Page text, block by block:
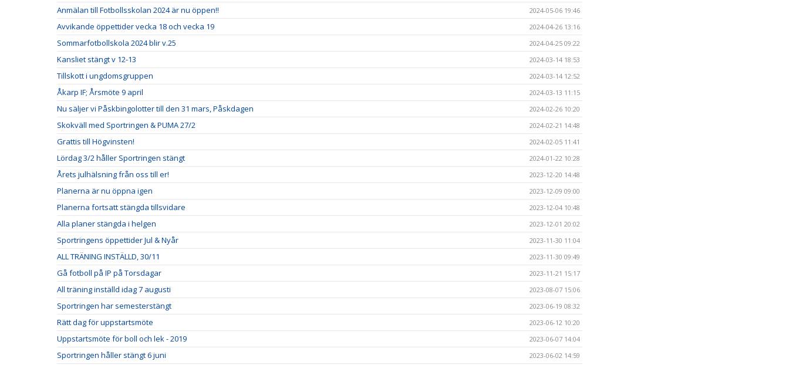
Anmälan till Fotbollsskolan 2024 är nu öppen!! 2024-05-06 19:46
Avvikande öppettider vecka 18 och vecka 19 2024-04-26 13:16
Sommarfotbollskola 2024 blir v.25 2024-04-25 09:22
Kansliet stängt v 12-13 2024-03-14 18:53
Tillskott i ungdomsgruppen 2024-03-14 12:52
Åkarp IF; Årsmöte 9 april 2024-03-13 11:15
Nu säljer vi Påskbingolotter till den 31 mars, Påskdagen 2024-02-26 10:20
Skokväll med Sportringen & PUMA 27/2 2024-02-21 14:48
Grattis till Högvinsten! 2024-02-05 11:41
Lördag 3/2 håller Sportringen stängt 2024-01-22 10:28
Årets julhälsning från oss till er! 2023-12-20 14:48
Planerna är nu öppna igen 2023-12-09 09:00
Planerna fortsatt stängda tillsvidare 2023-12-04 10:48
Alla planer stängda i helgen 2023-12-01 20:02
Sportringens öppettider Jul & Nyår 2023-11-30 11:04
ALL TRÄNING INSTÄLLD, 30/11 2023-11-30 09:49
Gå fotboll på IP på Torsdagar 2023-11-21 15:17
All träning inställd idag 7 augusti 2023-08-07 15:06
Sportringen har semesterstängt 2023-06-19 08:32
Rätt dag för uppstartsmöte 2023-06-12 10:20
Uppstartsmöte för boll och lek - 2019 2023-06-07 14:04
Sportringen håller stängt 6 juni 2023-06-02 14:59